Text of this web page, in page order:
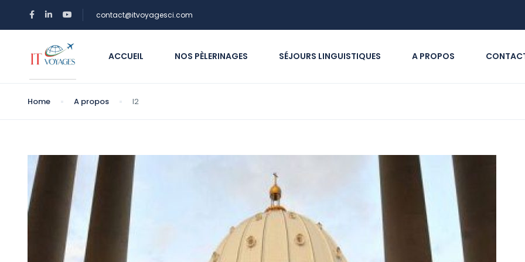
contact@itvoyagesci.com
ACCUEIL NOS PÈLERINAGES SÉJOURS LINGUISTIQUES A PROPOS
Home A propos l2